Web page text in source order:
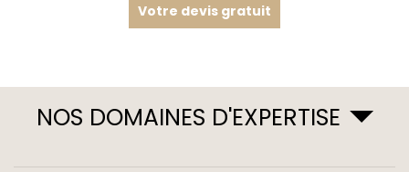
Votre devis gratuit
NOS DOMAINES D'EXPERTISE